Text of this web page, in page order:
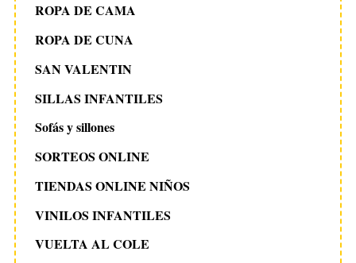
ROPA DE CAMA
ROPA DE CUNA
SAN VALENTIN
SILLAS INFANTILES
Sofás y sillones
SORTEOS ONLINE
TIENDAS ONLINE NIÑOS
VINILOS INFANTILES
VUELTA AL COLE